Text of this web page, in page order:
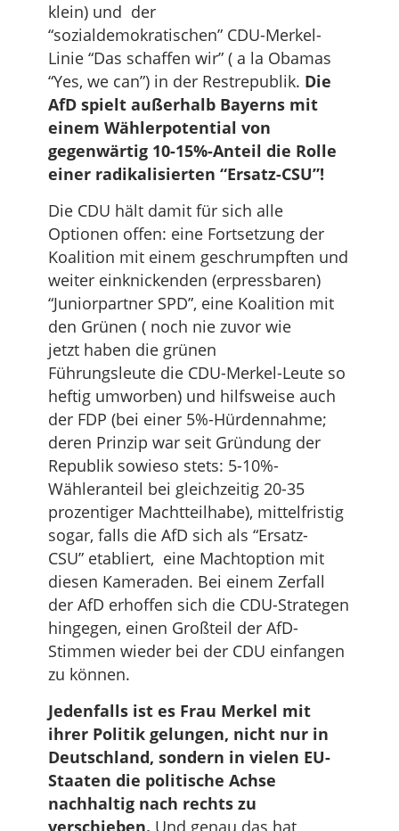
klein) und der
“sozialdemokratischen” CDU-Merkel-
Linie “Das schaffen wir” ( a la Obamas
“Yes, we can”) in der Restrepublik. Die
AfD spielt außerhalb Bayerns mit
einem Wählerpotential von
gegenwärtig 10-15%-Anteil die Rolle
einer radikalisierten “Ersatz-CSU”!
Die CDU hält damit für sich alle
Optionen offen: eine Fortsetzung der
Koalition mit einem geschrumpften und
weiter einknickenden (erpressbaren)
“Juniorpartner SPD”, eine Koalition mit
den Grünen ( noch nie zuvor wie
jetzt haben die grünen
Führungsleute die CDU-Merkel-Leute so
heftig umworben) und hilfsweise auch
der FDP (bei einer 5%-Hürdennahme;
deren Prinzip war seit Gründung der
Republik sowieso stets: 5-10%-
Wähleranteil bei gleichzeitig 20-35
prozentiger Machtteilhabe), mittelfristig
sogar, falls die AfD sich als “Ersatz-
CSU” etabliert, eine Machtoption mit
diesen Kameraden. Bei einem Zerfall
der AfD erhoffen sich die CDU-Strategen
hingegen, einen Großteil der AfD-
Stimmen wieder bei der CDU einfangen
zu können.
Jedenfalls ist es Frau Merkel mit
ihrer Politik gelungen, nicht nur in
Deutschland, sondern in vielen EU-
Staaten die politische Achse
nachhaltig nach rechts zu
verschieben. Und genau das hat